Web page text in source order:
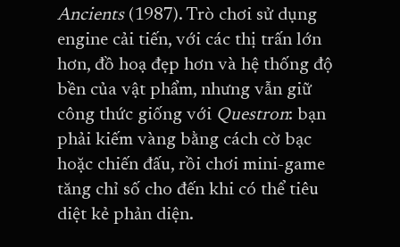
Ancients (1987). Trò chơi sử dụng
engine cải tiến, với các thị trấn lớn
hơn, đồ hoạ đẹp hơn và hệ thống độ
bền của vật phẩm, nhưng vẫn giữ
công thức giống với Questron: bạn
phải kiếm vàng bằng cách cờ bạc
hoặc chiến đấu, rồi chơi mini-game
tăng chỉ số cho đến khi có thể tiêu
diệt kẻ phản diện.